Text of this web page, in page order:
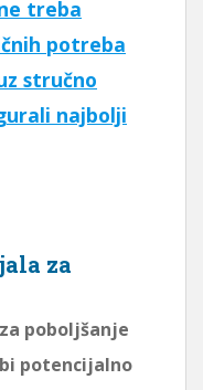
treba
potreba
stručno
najbolji
za
poboljšanje
potencijalno